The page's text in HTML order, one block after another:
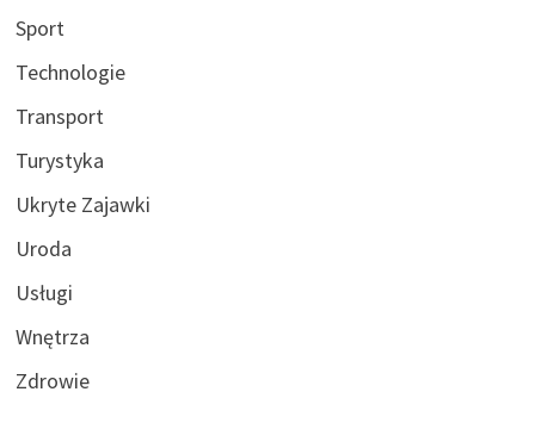
Sport
Technologie
Transport
Turystyka
Ukryte Zajawki
Uroda
Usługi
Wnętrza
Zdrowie